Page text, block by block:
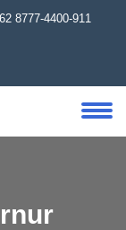
8777-4400-911